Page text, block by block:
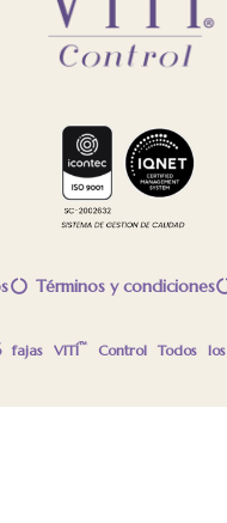
Términos y condiciones
fajas VITÍ™ Control Todos